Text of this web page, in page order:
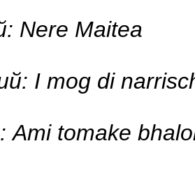
Nere Maitea
I mog di
Ami tomake